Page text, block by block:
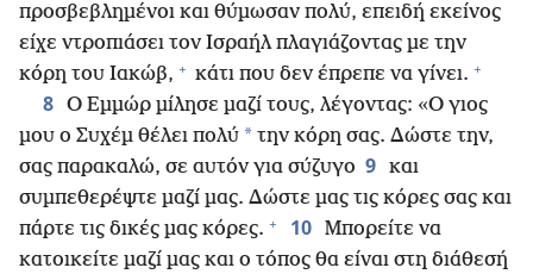
προσβεβλημένοι και θύμωσαν πολύ, επειδή εκείνος
είχε ντροπιάσει τον Ισραήλ πλαγιάζοντας με την
κόρη του Ιακώβ, + κάτι που δεν έπρεπε να γίνει. +
8 Ο Εμμώρ μίλησε μαζί τους, λέγοντας: «Ο γιος
μου ο Συχέμ θέλει πολύ * την κόρη σας. Δώστε την,
σας παρακαλώ, σε αυτόν για σύζυγο 9 και
συμπεθερέψτε μαζί μας. Δώστε μας τις κόρες σας και
πάρτε τις δικές μας κόρες. + 10 Μπορείτε να
κατοικείτε μαζί μας και ο τόπος θα είναι στη διάθεσή